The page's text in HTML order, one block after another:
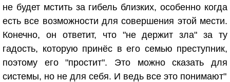
не будет мстить за гибель близких, особенно когда
есть все возможности для совершения этой мести.
Конечно, он ответит, что "не держит зла" за ту
гадость, которую принёс в его семью преступник,
поэтому его "простит". Это можно сказать для
системы, но не для себя. И ведь все это понимают"